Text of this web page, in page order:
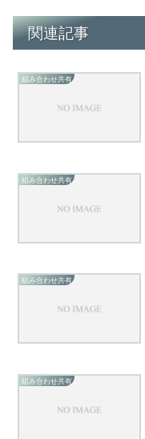
関連記事
組み合わせ共有
組み合わせ共有
組み合わせ共有
組み合わせ共有